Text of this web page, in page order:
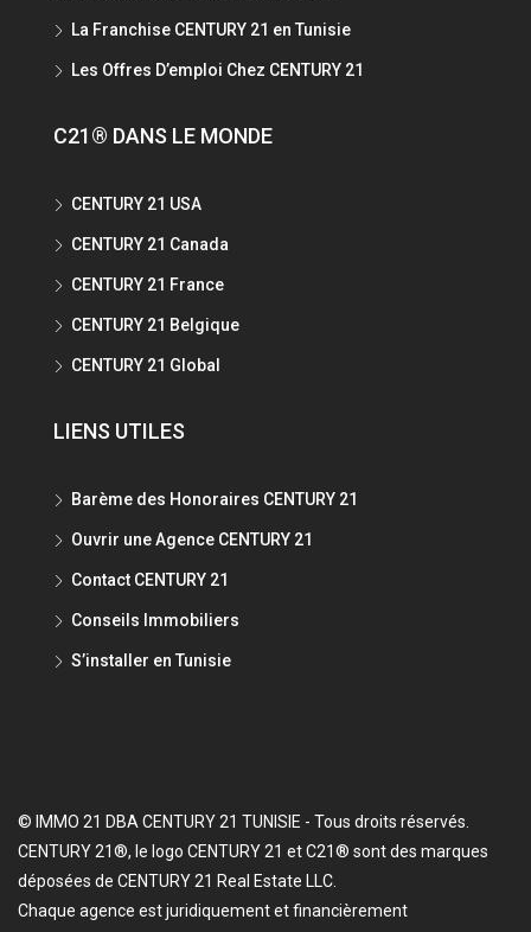
La Franchise CENTURY 21 en Tunisie
Les Offres D’emploi Chez CENTURY 21
C21® DANS LE MONDE
CENTURY 21 USA
CENTURY 21 Canada
CENTURY 21 France
CENTURY 21 Belgique
CENTURY 21 Global
LIENS UTILES
Barème des Honoraires CENTURY 21
Ouvrir une Agence CENTURY 21
Contact CENTURY 21
Conseils Immobiliers
S’installer en Tunisie
© IMMO 21 DBA CENTURY 21 TUNISIE - Tous droits réservés.
CENTURY 21®, le logo CENTURY 21 et C21® sont des marques
déposées de CENTURY 21 Real Estate LLC.
Chaque agence est juridiquement et financièrement